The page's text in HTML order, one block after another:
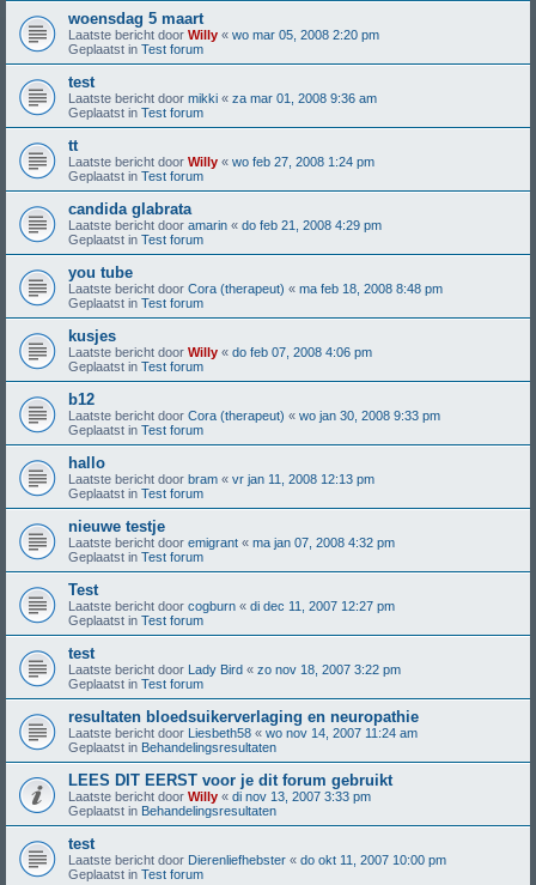
woensdag 5 maart
Laatste bericht door Willy « wo mar 05, 2008 2:20 pm
Geplaatst in Test forum
test
Laatste bericht door mikki « za mar 01, 2008 9:36 am
Geplaatst in Test forum
tt
Laatste bericht door Willy « wo feb 27, 2008 1:24 pm
Geplaatst in Test forum
candida glabrata
Laatste bericht door amarin « do feb 21, 2008 4:29 pm
Geplaatst in Test forum
you tube
Laatste bericht door Cora (therapeut) « ma feb 18, 2008 8:48 pm
Geplaatst in Test forum
kusjes
Laatste bericht door Willy « do feb 07, 2008 4:06 pm
Geplaatst in Test forum
b12
Laatste bericht door Cora (therapeut) « wo jan 30, 2008 9:33 pm
Geplaatst in Test forum
hallo
Laatste bericht door bram « vr jan 11, 2008 12:13 pm
Geplaatst in Test forum
nieuwe testje
Laatste bericht door emigrant « ma jan 07, 2008 4:32 pm
Geplaatst in Test forum
Test
Laatste bericht door cogburn « di dec 11, 2007 12:27 pm
Geplaatst in Test forum
test
Laatste bericht door Lady Bird « zo nov 18, 2007 3:22 pm
Geplaatst in Test forum
resultaten bloedsuikerverlaging en neuropathie
Laatste bericht door Liesbeth58 « wo nov 14, 2007 11:24 am
Geplaatst in Behandelingsresultaten
LEES DIT EERST voor je dit forum gebruikt
Laatste bericht door Willy « di nov 13, 2007 3:33 pm
Geplaatst in Behandelingsresultaten
test
Laatste bericht door Dierenliefhebster « do okt 11, 2007 10:00 pm
Geplaatst in Test forum